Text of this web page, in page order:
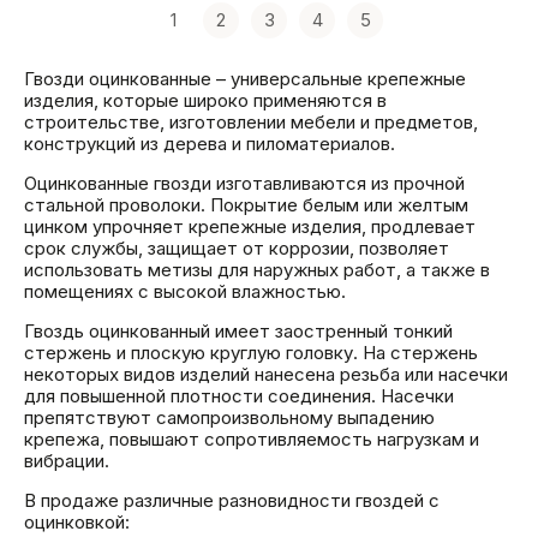
1 2 3 4 5
Гвозди оцинкованные – универсальные крепежные
изделия, которые широко применяются в
строительстве, изготовлении мебели и предметов,
конструкций из дерева и пиломатериалов.
Оцинкованные гвозди изготавливаются из прочной
стальной проволоки. Покрытие белым или желтым
цинком упрочняет крепежные изделия, продлевает
срок службы, защищает от коррозии, позволяет
использовать метизы для наружных работ, а также в
помещениях с высокой влажностью.
Гвоздь оцинкованный имеет заостренный тонкий
стержень и плоскую круглую головку. На стержень
некоторых видов изделий нанесена резьба или насечки
для повышенной плотности соединения. Насечки
препятствуют самопроизвольному выпадению
крепежа, повышают сопротивляемость нагрузкам и
вибрации.
В продаже различные разновидности гвоздей с
оцинковкой: